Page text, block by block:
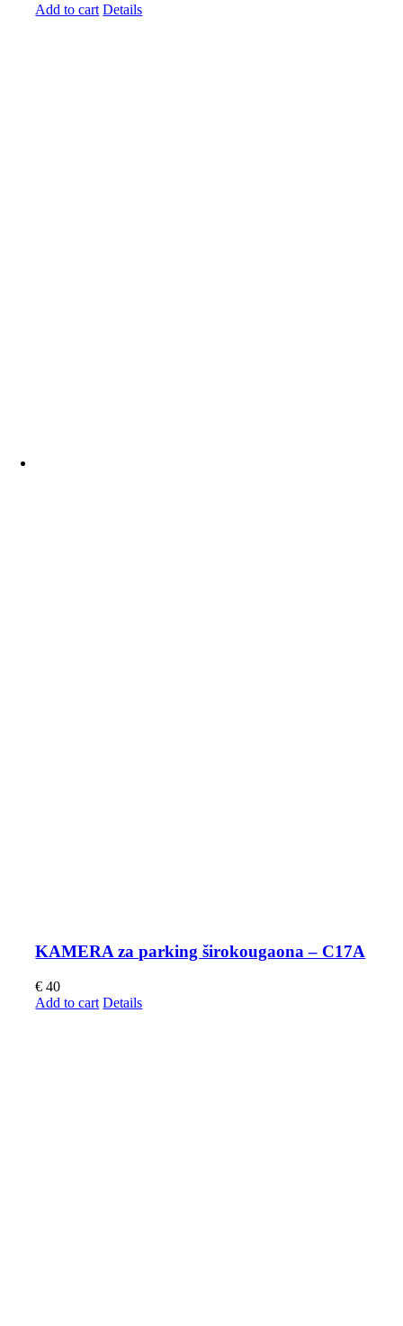
Add to cart Details
KAMERA za parking širokougaona – C17A
€ 40
Add to cart Details